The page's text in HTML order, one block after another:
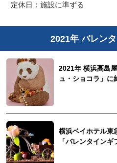
定休日：施設に準ずる
2021年 バレン
2021年 横浜高島
ュ・ショコラ」に
横浜ベイホテル東
「バレンタインギ